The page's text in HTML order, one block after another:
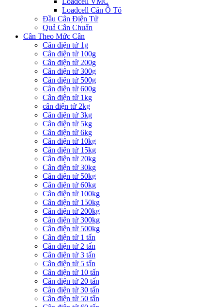
Loadcell Cân Ô Tô
Đầu Cân Điện Tử
Quả Cân Chuẩn
Cân Theo Mức Cân
Cân điện tử 1g
Cân điện tử 100g
Cân điện tử 200g
Cân điện tử 300g
Cân điện tử 500g
Cân điện tử 600g
Cân điện tử 1kg
cân điện tử 2kg
Cân điện tử 3kg
Cân điện tử 5kg
Cân điện tử 6kg
Cân điện tử 10kg
Cân điện tử 15kg
Cân điện tử 20kg
Cân điện tử 30kg
Cân điện tử 50kg
Cân điện tử 60kg
Cân điện tử 100kg
Cân điện tử 150kg
Cân điện tử 200kg
Cân điện tử 300kg
Cân điện tử 500kg
Cân điện tử 1 tấn
Cân điện tử 2 tấn
Cân điện tử 3 tấn
Cân điện tử 5 tấn
Cân điện tử 10 tấn
Cân điện tử 20 tấn
Cân điện tử 30 tấn
Cân điện tử 50 tấn